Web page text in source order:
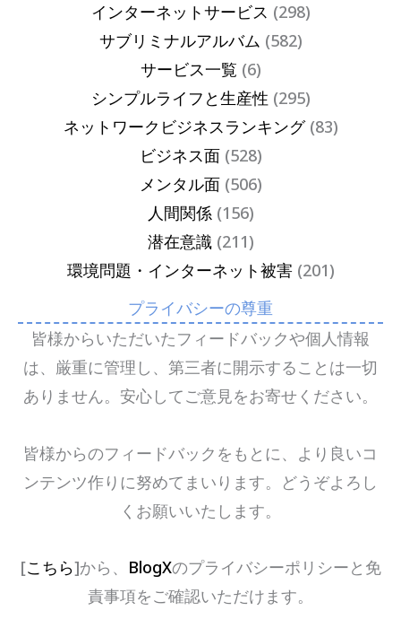
インターネットサービス (298)
サブリミナルアルバム (582)
サービス一覧 (6)
シンプルライフと生産性 (295)
ネットワークビジネスランキング(83)
ビジネス面(528)
メンタル面(506)
人間関係(156)
潜在意識(211)
環境問題・インターネット被害(201)
プライバシーの尊重
皆様からいただいたフィードバックや個人情報
は、厳重に管理し、第三者に開示することは一切
ありません。安心してご意見をお寄せください。
皆様からのフィードバックをもとに、より良いコ
ンテンツ作りに努めてまいります。どうぞよろし
くお願いいたします。
[こちら]から、 BlogXのプライバシーポリシーと免
責事項をご確認いただけます。